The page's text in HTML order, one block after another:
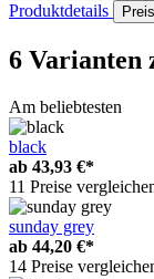
Produktdetails
6 Varianten
Am beliebtesten
black
ab 43,93 €*
11 Preise
sunday grey
ab 44,20 €*
14 Preise